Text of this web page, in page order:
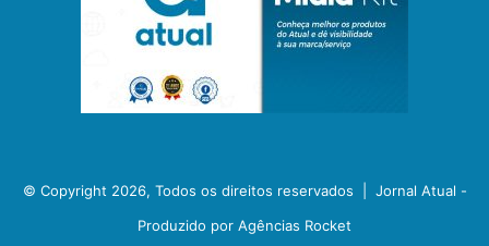
© Copyright 2026, Todos os direitos reservados | Jornal Atual -
Produzido por Agências Rocket